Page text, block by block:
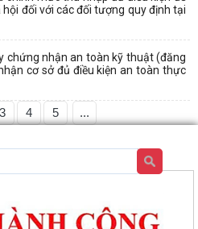
đối với các đối tượng quy định tại
chứng nhận an toàn kỹ thuật (đăng
cơ sở đủ điều kiện an toàn thực
3 4 5 ...